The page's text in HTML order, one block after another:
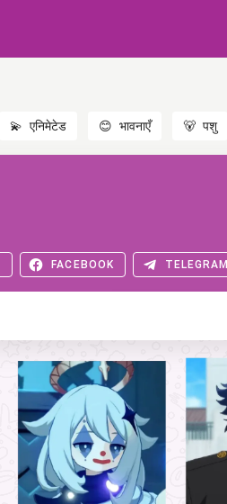
💫 एनिमेटेड 😊 भावनाएँ 🐻 पशु
FACEBOOK TELEGRAM